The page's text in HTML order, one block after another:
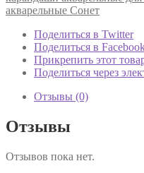
акварельные Сонет
Поделиться в Twitter
Поделиться в
Прикрепить этот
Поделиться через
Отзывы (0)
Отзывы
Отзывов пока нет.